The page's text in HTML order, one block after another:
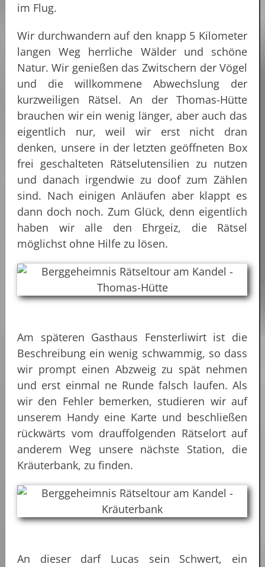
im Flug.
Wir durchwandern auf den knapp 5 Kilometer
langen Weg herrliche Wälder und schöne
Natur. Wir genießen das Zwitschern der Vögel
und die willkommene Abwechslung der
kurzweiligen Rätsel. An der Thomas-Hütte
brauchen wir ein wenig länger, aber auch das
eigentlich nur, weil wir erst nicht dran
denken, unsere in der letzten geöffneten Box
frei geschalteten Rätselutensilien zu nutzen
und danach irgendwie zu doof zum Zählen
sind. Nach einigen Anläufen aber klappt es
dann doch noch. Zum Glück, denn eigentlich
haben wir alle den Ehrgeiz, die Rätsel
möglichst ohne Hilfe zu lösen.
Am späteren Gasthaus Fensterliwirt ist die
Beschreibung ein wenig schwammig, so dass
wir prompt einen Abzweig zu spät nehmen
und erst einmal ne Runde falsch laufen. Als
wir den Fehler bemerken, studieren wir auf
unserem Handy eine Karte und beschließen
rückwärts vom drauffolgenden Rätselort auf
anderem Weg unsere nächste Station, die
Kräuterbank, zu finden.
An dieser darf Lucas sein Schwert, ein